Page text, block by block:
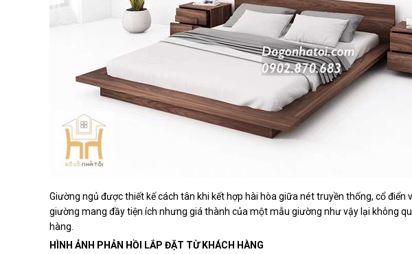
Giường ngủ được thiết kế cách tân khi kết hợp hài hòa giữa nét truyền thống, cổ điển
giường mang đầy tiện ích nhưng giá thành của một mẫu giường như vậy lại không
hàng.
HÌNH ẢNH PHẢN HỒI LẮP ĐẶT TỪ KHÁCH HÀNG